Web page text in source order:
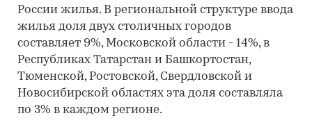
России жилья. В региональной структуре ввода
жилья доля двух столичных городов
составляет 9%, Московской области - 14%, в
Республиках Татарстан и Башкортостан,
Тюменской, Ростовской, Свердловской и
Новосибирской областях эта доля составляла
по 3% в каждом регионе.